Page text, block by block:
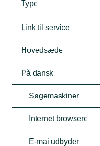
Type
Link til service
Hovedsæde
På dansk
Søgemaskiner
Internet browsere
E-mailudbyder